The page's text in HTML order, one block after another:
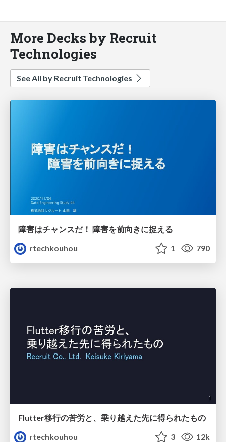
More Decks by Recruit
Technologies
See All by Recruit Technologies
障害はチャンスだ！ 障害を前向きに捉える
rtechkouhou
1 790
Flutter移行の苦労と、乗り越えた先に得られたもの
rtechkouhou
3 12k